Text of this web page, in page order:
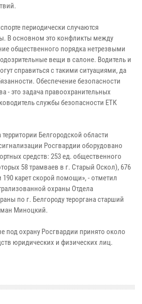
периодически случаются
В основном это конфликты между
общественного порядка нетрезвыми
вещи в салоне. Водитель и
справиться с такими ситуациями, да
Обеспечение безопасности
- это задача правоохранительных
службы безопасности ЕТК
Белгородской области
Росгвардии оборудовано
средств: 253 ед. общественного
58 трамваев в г. Старый Оскол), 676
карет скорой помощи», - отметил
охраны Отдела
по г. Белгороду тероргана старший
Миноцкий.
под охрану Росгвардии принято около
юридических и физических лиц.